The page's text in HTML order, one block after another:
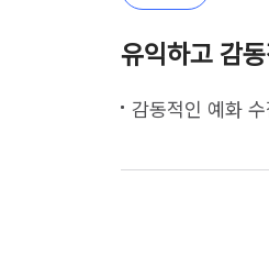
유익하고 감
감동적인 예화 수집, 감